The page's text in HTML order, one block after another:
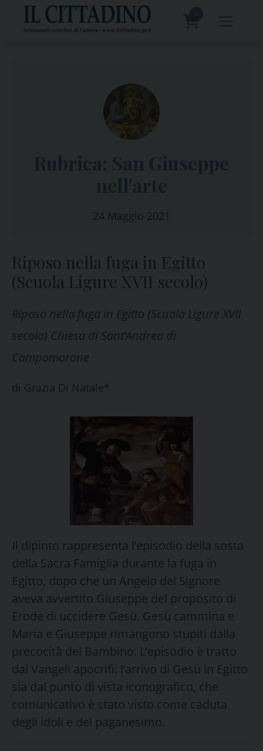
content
24 Maggio 2021
Riposo nella fuga in Egitto
(Scuola Ligure XVII secolo)
Riposo nella fuga in Egitto (Scuola Ligure XVII
secolo) Chiesa di Sant’Andrea di
Campomorone
di Grazia Di Natale*
Il dipinto rappresenta l’episodio della sosta
della Sacra Famiglia durante la fuga in
Egitto, dopo che un Angelo del Signore
aveva avvertito Giuseppe del proposito di
Erode di uccidere Gesù. Gesù cammina e
Maria e Giuseppe rimangono stupiti dalla
precocità del Bambino. L’episodio è tratto
dai Vangeli apocrifi: l’arrivo di Gesù in Egitto
sia dal punto di vista iconografico, che
comunicativo è stato visto come caduta
degli idoli e del paganesimo.